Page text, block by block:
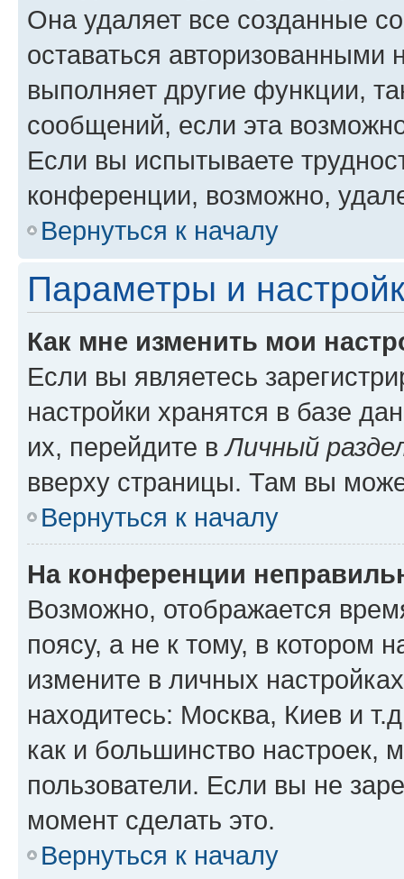
Она удаляет все созданные
оставаться авторизованными
выполняет другие функции,
сообщений, если эта
Если вы испытываете
конференции, возможно,
Вернуться к началу
Параметры и
Как мне изменить мои
Если вы являетесь
настройки хранятся в базе
их, перейдите вЛичный
вверху страницы. Там вы
Вернуться к началу
На конференции
Возможно, отображается
поясу, а не к тому, в котором
измените в личных
находитесь: Москва, Киев и
как и большинство настроек,
пользователи. Если вы не
момент сделать это.
Вернуться к началу